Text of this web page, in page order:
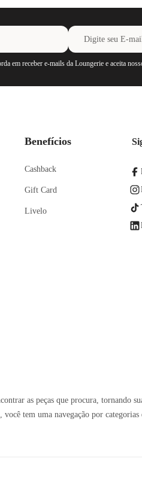
em receber e-mails da Loungerie e aceita
Benefícios
Cashback
Gift Card
Livelo
as peças que procura, tornando
tem uma navegação por